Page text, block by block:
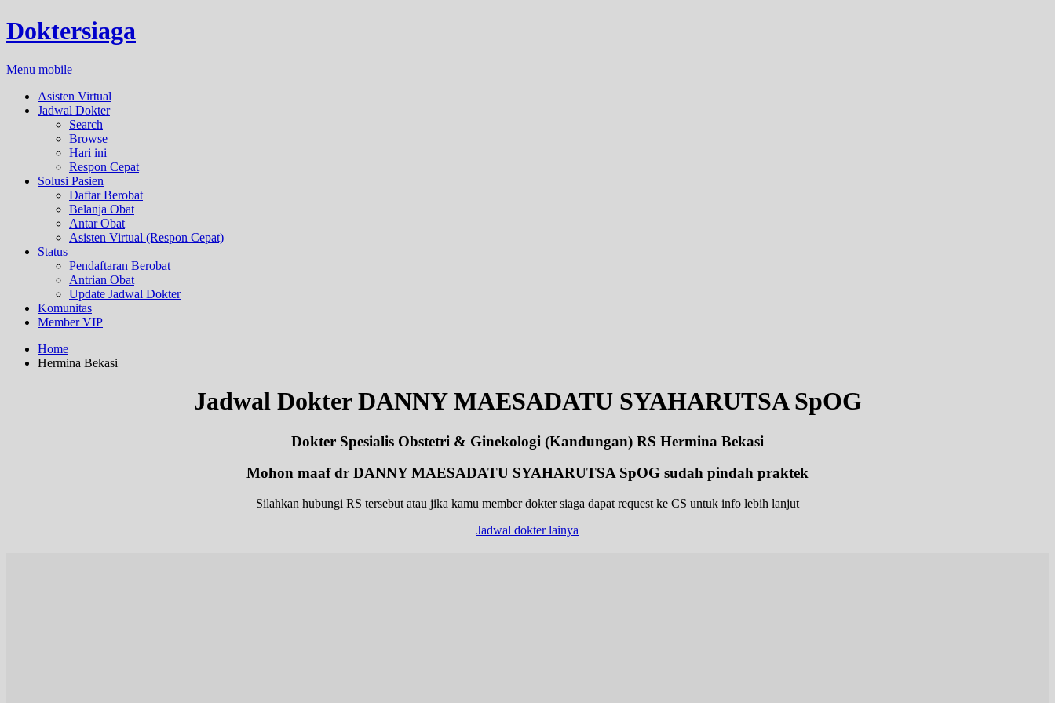
Doktersiaga
Menu mobile
Asisten Virtual
Jadwal Dokter
Search
Browse
Hari ini
Respon Cepat
Solusi Pasien
Daftar Berobat
Belanja Obat
Antar Obat
Asisten Virtual (Respon Cepat)
Status
Pendaftaran Berobat
Antrian Obat
Update Jadwal Dokter
Komunitas
Member VIP
Home
Hermina Bekasi
Jadwal Dokter DANNY MAESADATU SYAHARUTSA SpOG
Dokter Spesialis Obstetri & Ginekologi (Kandungan) RS Hermina Bekasi
Mohon maaf dr DANNY MAESADATU SYAHARUTSA SpOG sudah pindah praktek
Silahkan hubungi RS tersebut atau jika kamu member dokter siaga dapat request ke CS untuk info lebih lanjut
Jadwal dokter lainya